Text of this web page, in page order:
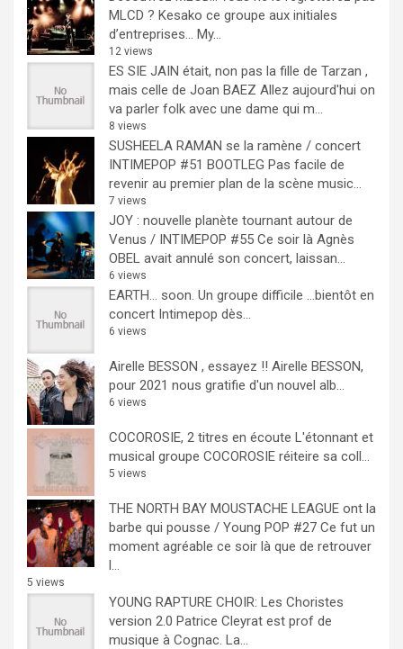
MLCD ? Kesako ce groupe aux initiales
d’entreprises… My...
12 views
ES SIE JAIN était, non pas la fille de Tarzan ,
mais celle de Joan BAEZ Allez aujourd'hui on
va parler folk avec une dame qui m...
8 views
SUSHEELA RAMAN se la ramène / concert
INTIMEPOP #51 BOOTLEG Pas facile de
revenir au premier plan de la scène music...
7 views
JOY : nouvelle planète tournant autour de
Venus / INTIMEPOP #55 Ce soir là Agnès
OBEL avait annulé son concert, laissan...
6 views
EARTH… soon. Un groupe difficile ...bientôt en
concert Intimepop dès...
6 views
Airelle BESSON , essayez !! Airelle BESSON,
pour 2021 nous gratifie d'un nouvel alb...
6 views
COCOROSIE, 2 titres en écoute L'étonnant et
musical groupe COCOROSIE réiteire sa coll...
5 views
THE NORTH BAY MOUSTACHE LEAGUE ont la
barbe qui pousse / Young POP #27 Ce fut un
moment agréable ce soir là que de retrouver
l...
5 views
YOUNG RAPTURE CHOIR: Les Choristes
version 2.0 Patrice Cleyrat est prof de
musique à Cognac. La...